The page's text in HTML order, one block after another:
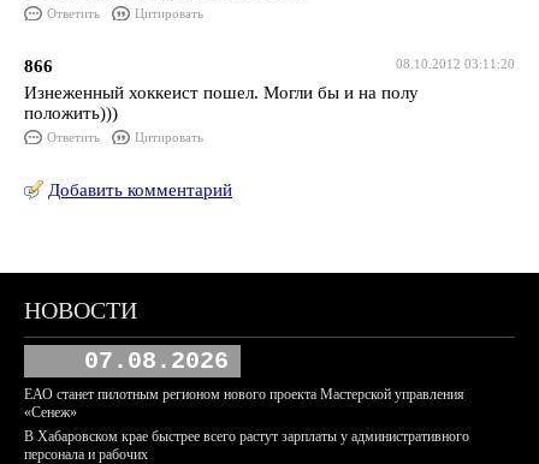
Ответить Цитировать
08.10.2012 03:11:20
866
Изнеженный хоккеист пошел. Могли бы и на полу
положить)))
Ответить Цитировать
Добавить комментарий
НОВОСТИ
07.08.2026
ЕАО станет пилотным регионом нового проекта Мастерской управления
«Сенеж»
В Хабаровском крае быстрее всего растут зарплаты у административного
персонала и рабочих